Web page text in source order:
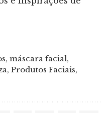
, máscara facial,
, Produtos Faciais,